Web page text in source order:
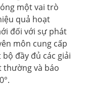
một vai trò
quả hoạt
đối với sự phát
môn cung cấp
đầy đủ các giải
thường và báo